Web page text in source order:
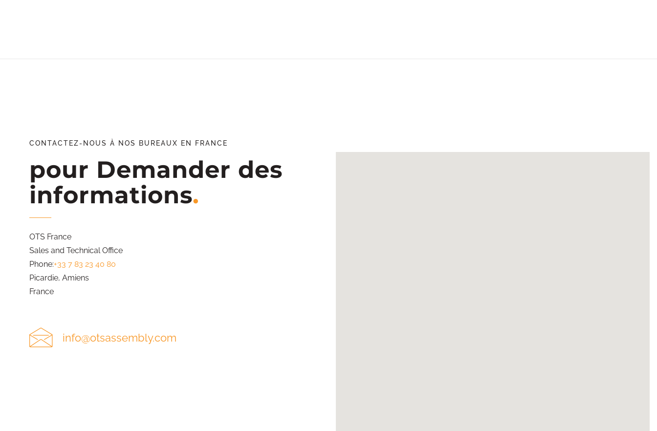
CONTACTEZ-NOUS À NOS BUREAUX EN FRANCE
pour Demander des
informations
OTS France
Sales and Technical Office
Phone:+33 7 83 23 40 80
Picardie, Amiens
France
info@otsassembly.com